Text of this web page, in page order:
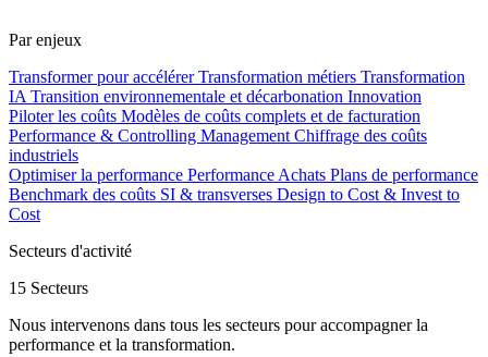
Par enjeux
Transformer pour accélérer Transformation métiers Transformation
IA Transition environnementale et décarbonation Innovation
Piloter les coûts Modèles de coûts complets et de facturation
Performance & Controlling Management Chiffrage des coûts
industriels
Optimiser la performance Performance Achats Plans de performance
Benchmark des coûts SI & transverses Design to Cost & Invest to
Cost
Secteurs d'activité
15 Secteurs
Nous intervenons dans tous les secteurs pour accompagner la
performance et la transformation.